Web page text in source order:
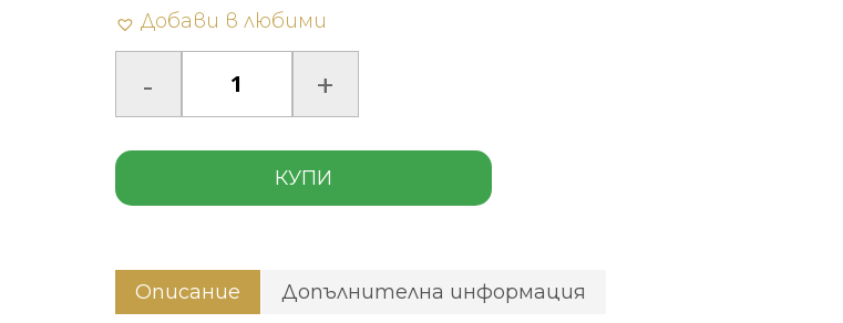
Добави в любими
КУПИ
Описание Допълнителна информация